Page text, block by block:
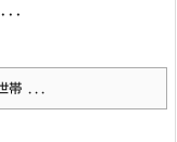
...
帯 ...